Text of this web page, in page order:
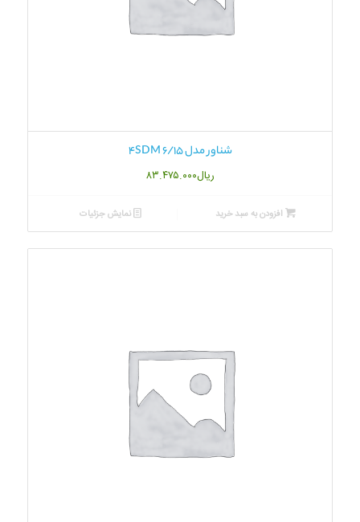
شناور مدل 4SDM 6/15
ریال۸۳.۴۷۵.۰۰۰
افزودن به سبد خرید نمایش جزئیات